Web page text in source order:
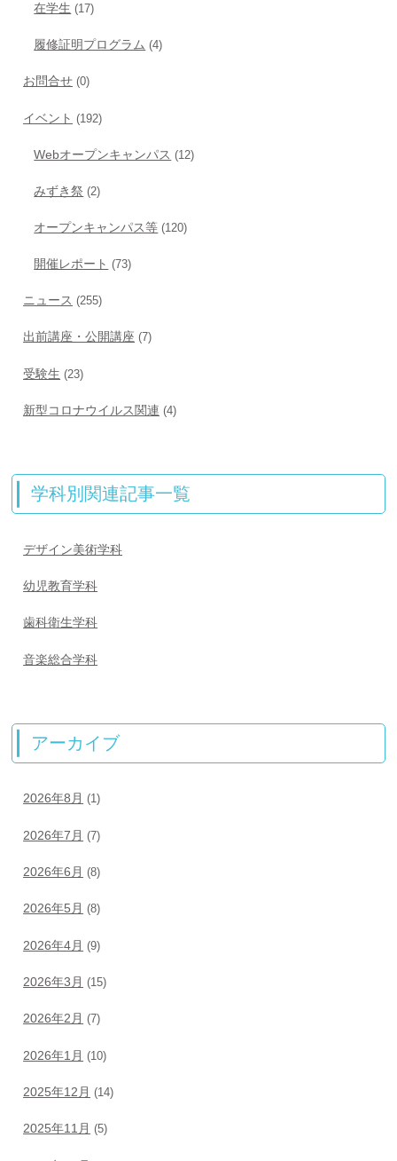
在学生 (17)
履修証明プログラム (4)
お問合せ (0)
イベント (192)
Webオープンキャンパス (12)
みずき祭 (2)
オープンキャンパス等 (120)
開催レポート (73)
ニュース (255)
出前講座・公開講座 (7)
受験生 (23)
新型コロナウイルス関連 (4)
学科別関連記事一覧
デザイン美術学科
幼児教育学科
歯科衛生学科
音楽総合学科
アーカイブ
2026年8月 (1)
2026年7月 (7)
2026年6月 (8)
2026年5月 (8)
2026年4月 (9)
2026年3月 (15)
2026年2月 (7)
2026年1月 (10)
2025年12月 (14)
2025年11月 (5)